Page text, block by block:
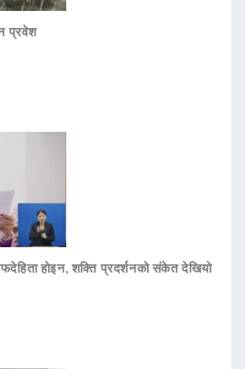
प्रवेश
होइन, शक्ति प्रदर्शनको संकेत देखियो